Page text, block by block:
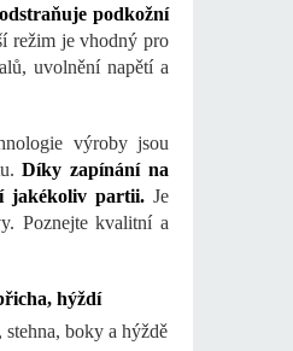
podkožní
režim je vhodný pro
uvolnění napětí a
výroby jsou
Díky zapínání na
jakékoliv partii. Je
Poznejte kvalitní a
hýždí
boky a hýždě